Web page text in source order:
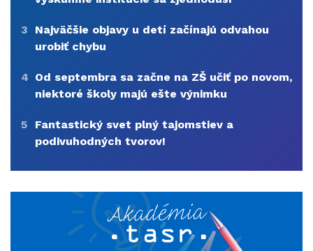
3
Najväčšie objavy u detí začínajú odvahou
urobiť chybu
4 Od septembra sa začne na ZŠ učiť po novom,
niektoré školy majú ešte výnimku
5
Fantastický svet plný tajomstiev a
podivuhodných tvorov!